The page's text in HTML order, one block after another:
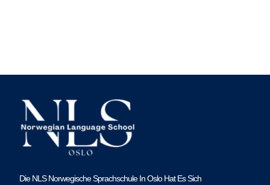
Die NLS Norwegische Sprachschule In Oslo Hat Es Sich